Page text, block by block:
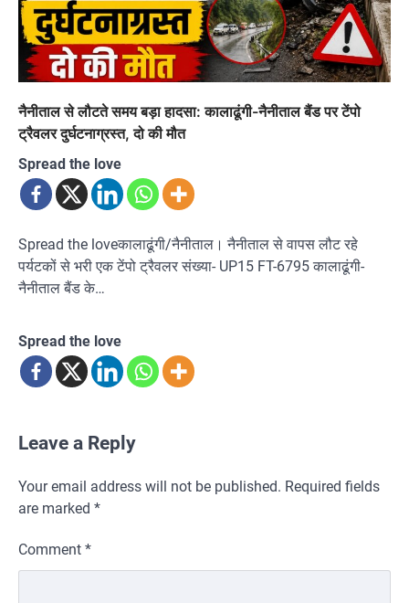
नैनीताल से लौटते समय बड़ा हादसा: कालाढूंगी-नैनीताल बैंड पर टेंपो
ट्रैवलर दुर्घटनाग्रस्त, दो की मौत
Spread the love
Spread the loveकालाढूंगी/नैनीताल। नैनीताल से वापस लौट रहे
पर्यटकों से भरी एक टेंपो ट्रैवलर संख्या- UP15 FT-6795 कालाढूंगी-
नैनीताल बैंड के…
Spread the love
Leave a Reply
Your email address will not be published. Required fields
are marked *
Comment *